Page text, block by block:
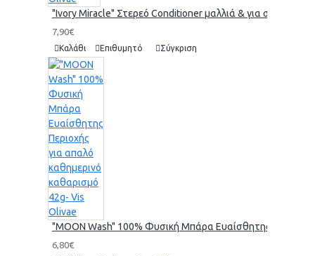
"Ivory Miracle" Στερεό Conditioner μαλλιά & για σώμα
7,90€
Καλάθι Επιθυμητό Σύγκριση
"MOON Wash" 100% Φυσική Μπάρα Ευαίσθητης
6,80€